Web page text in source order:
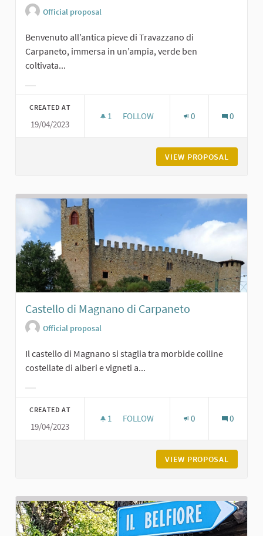
Official proposal
Benvenuto all’antica pieve di Travazzano di
Carpaneto, immersa in un’ampia, verde ben
coltivata...
CREATED AT
19/04/2023
1 1 FOLLOWER
FOLLOW 0 0
VIEW PROPOSAL
Castello di Magnano di Carpaneto
Official proposal
Il castello di Magnano si staglia tra morbide colline
costellate di alberi e vigneti a...
CREATED AT
19/04/2023
1 1 FOLLOWER
FOLLOW 0 0
VIEW PROPOSAL